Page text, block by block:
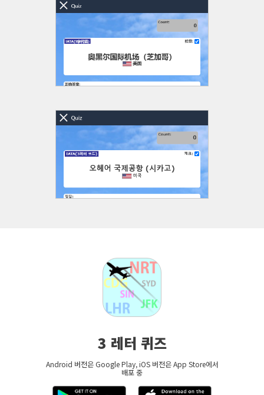
3 레터 퀴즈
Android 버전은 Google Play, iOS 버전은 App Store에서
배포 중